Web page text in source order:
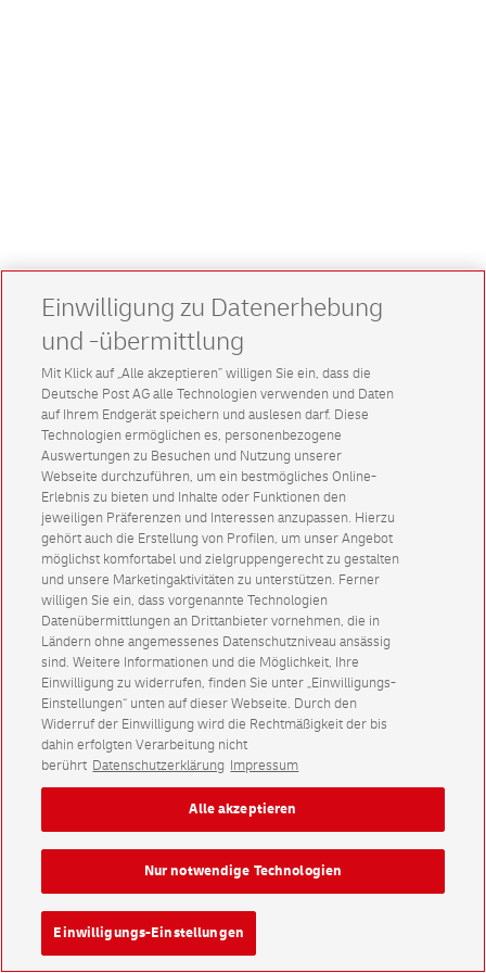
Einwilligung zu Datenerhebung
und -übermittlung
Mit Klick auf „Alle akzeptieren” willigen Sie ein, dass die
Deutsche Post AG alle Technologien verwenden und Daten
auf Ihrem Endgerät speichern und auslesen darf. Diese
Technologien ermöglichen es, personenbezogene
Auswertungen zu Besuchen und Nutzung unserer
Webseite durchzuführen, um ein bestmögliches Online-
Erlebnis zu bieten und Inhalte oder Funktionen den
jeweiligen Präferenzen und Interessen anzupassen. Hierzu
gehört auch die Erstellung von Profilen, um unser Angebot
möglichst komfortabel und zielgruppengerecht zu gestalten
und unsere Marketingaktivitäten zu unterstützen. Ferner
willigen Sie ein, dass vorgenannte Technologien
Datenübermittlungen an Drittanbieter vornehmen, die in
Ländern ohne angemessenes Datenschutzniveau ansässig
sind. Weitere Informationen und die Möglichkeit, Ihre
Einwilligung zu widerrufen, finden Sie unter „Einwilligungs-
Einstellungen“ unten auf dieser Webseite. Durch den
Widerruf der Einwilligung wird die Rechtmäßigkeit der bis
dahin erfolgten Verarbeitung nicht
berührt Datenschutzerklärung Impressum
Einwilligungs-Einstellungen
Nur notwendige Technologien
Alle akzeptieren